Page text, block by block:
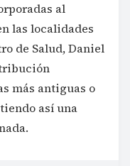
al
las localidades
de Salud, Daniel
más antiguas o
así una